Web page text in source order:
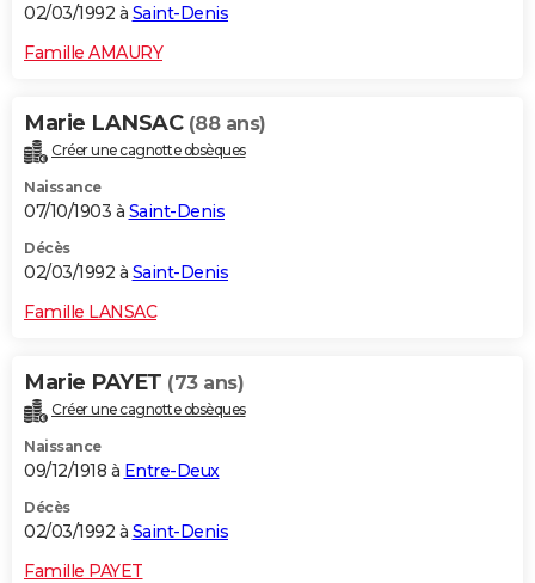
02/03/1992 à Saint-Denis
Famille AMAURY
Marie LANSAC (88 ans)
Créer une cagnotte obsèques
Naissance
07/10/1903 à Saint-Denis
Décès
02/03/1992 à Saint-Denis
Famille LANSAC
Marie PAYET (73 ans)
Créer une cagnotte obsèques
Naissance
09/12/1918 à Entre-Deux
Décès
02/03/1992 à Saint-Denis
Famille PAYET